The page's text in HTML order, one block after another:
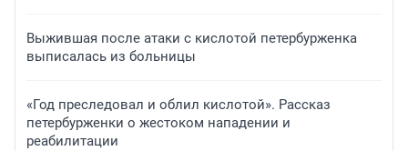
Выжившая после атаки с кислотой петербурженка
выписалась из больницы
«Год преследовал и облил кислотой». Рассказ
петербурженки о жестоком нападении и
реабилитации